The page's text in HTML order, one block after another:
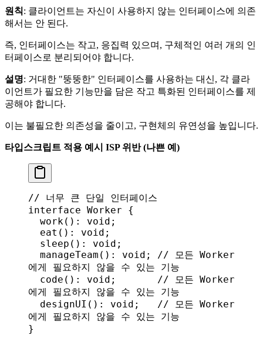
원칙: 클라이언트는 자신이 사용하지 않는 인터페이스에 의존
해서는 안 된다.
즉, 인터페이스는 작고, 응집력 있으며, 구체적인 여러 개의 인
터페이스로 분리되어야 합니다.
설명: 거대한 "뚱뚱한" 인터페이스를 사용하는 대신, 각 클라
이언트가 필요한 기능만을 담은 작고 특화된 인터페이스를 제
공해야 합니다.
이는 불필요한 의존성을 줄이고, 구현체의 유연성을 높입니다.
타입스크립트 적용 예시 ISP 위반 (나쁜 예)
// 너무 큰 단일 인터페이스
interface Worker {
  work
(): void ;
  eat
(): void ;
  sleep
(): void ;
  manageTeam
(): void ; // 모든 Worker
에게 필요하지 않을 수 있는 기능
  code
(): void ; // 모든 Worker
에게 필요하지 않을 수 있는 기능
  designUI
(): void ; // 모든 Worker
에게 필요하지 않을 수 있는 기능
}